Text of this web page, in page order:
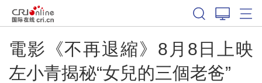
電影《不再退縮》8月8日上映
左小青揭秘“女兒的三個老爸”